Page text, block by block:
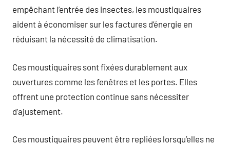
empêchant l’entrée des insectes, les moustiquaires
aident à économiser sur les factures d’énergie en
réduisant la nécessité de climatisation.
Ces moustiquaires sont fixées durablement aux
ouvertures comme les fenêtres et les portes. Elles
offrent une protection continue sans nécessiter
d’ajustement.
Ces moustiquaires peuvent être repliées lorsqu’elles ne